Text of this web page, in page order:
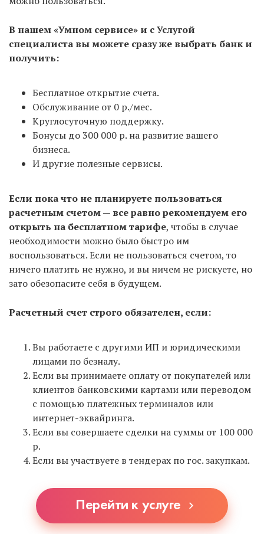
С использованием «Умного сервиса» — от 4
рабочих дней
подачу. Но не всегда удается записаться в ИФНС
на следующий день, поэтому среднее время всей
процедуры — 5-7 дней с момента формирования
документов в сервисе.
В нашем «Умном сервисе» и с Услугой
специалиста вы можете сразу же выбрать банк и
получить:
Бесплатное открытие счета.
Обслуживание от 0 р./мес.
Круглосуточную поддержку.
Бонусы до 300 000 р. на развитие вашего
бизнеса.
И другие полезные сервисы.
Если пока что не планируете пользоваться
расчетным счетом — все равно рекомендуем его
открыть на бесплатном тарифе, чтобы в случае
необходимости можно было быстро им
воспользоваться. Если не пользоваться счетом, то
ничего платить не нужно, и вы ничем не рискуете, но
зато обезопасите себя в будущем.
Расчетный счет строго обязателен, если:
Вы работаете с другими ИП и юридическими
лицами по безналу.
Если вы принимаете оплату от покупателей или
клиентов банковскими картами или переводом
с помощью платежных терминалов или
интернет-эквайринга.
Если вы совершаете сделки на суммы от 100 000
р.
Если вы участвуете в тендерах по гос. закупкам.
Перейти к услуге